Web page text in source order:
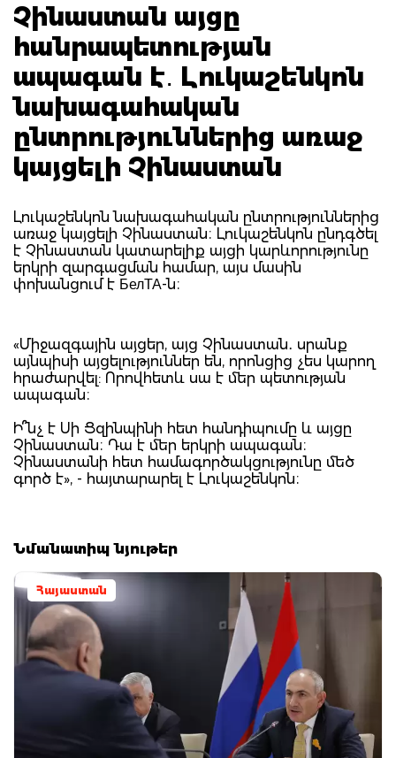
Չինաստան այցը
հանրապետության
ապագան է․ Լուկաշենկոն
նախագահական
ընտրություններից առաջ
կայցելի Չինաստան
Լուկաշենկոն նախագահական ընտրություններից
առաջ կայցելի Չինաստան։ Լուկաշենկոն ընդգծել
է Չինաստան կատարելիք այցի կարևորությունը
երկրի զարգացման համար, այս մասին
փոխանցում է БелТА-ն։
«Միջազգային այցեր, այց Չինաստան․ սրանք
այնպիսի այցելություններ են, որոնցից չես կարող
հրաժարվել: Որովհետև սա է մեր պետության
ապագան։
Ի՞նչ է Սի Ցզինպինի հետ հանդիպումը և այցը
Չինաստան։ Դա է մեր երկրի ապագան։
Չինաստանի հետ համագործակցությունը մեծ
գործ է», - հայտարարել է Լուկաշենկոն։
Նմանատիպ նյութեր
Հայաստան